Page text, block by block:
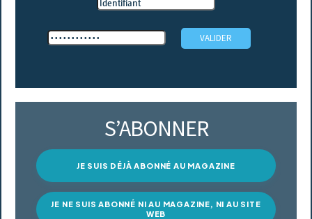
S’ABONNER
JE SUIS DÉJÀ ABONNÉ AU MAGAZINE
JE NE SUIS ABONNÉ NI AU MAGAZINE, NI AU SITE
WEB